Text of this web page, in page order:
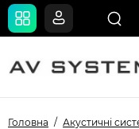
Головна Акустичні